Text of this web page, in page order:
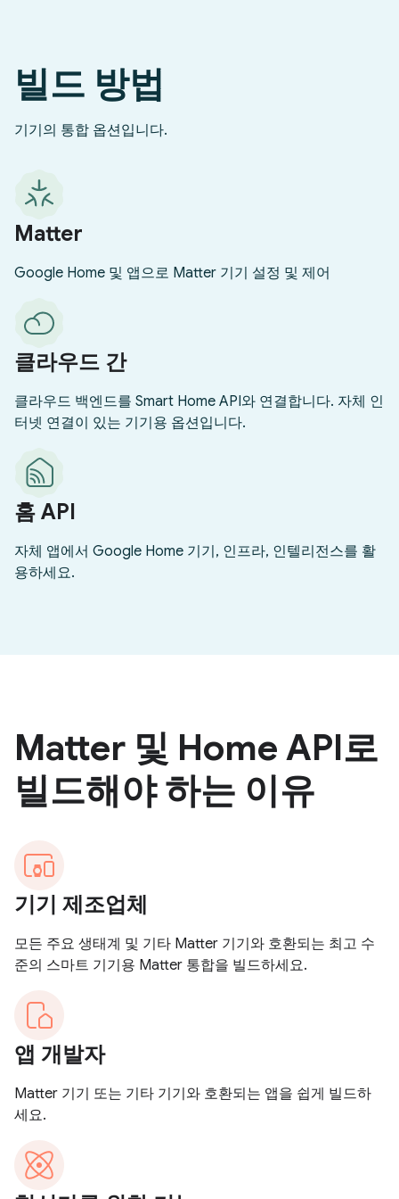
빌드 방법
기기의 통합 옵션입니다.
Matter
Google Home 및 앱으로 Matter 기기 설정 및 제어
클라우드 간
클라우드 백엔드를 Smart Home API와 연결합니다. 자체 인
터넷 연결이 있는 기기용 옵션입니다.
홈 API
자체 앱에서 Google Home 기기, 인프라, 인텔리전스를 활
용하세요.
Matter 및 Home API로
빌드해야 하는 이유
기기 제조업체
모든 주요 생태계 및 기타 Matter 기기와 호환되는 최고 수
준의 스마트 기기용 Matter 통합을 빌드하세요.
앱 개발자
Matter 기기 또는 기타 기기와 호환되는 앱을 쉽게 빌드하
세요.